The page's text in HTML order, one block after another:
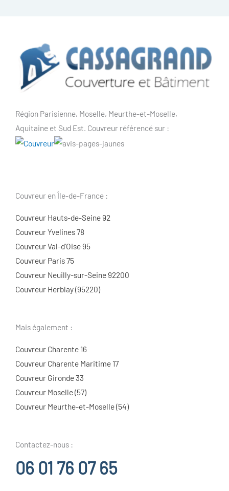
Région Parisienne, Moselle, Meurthe-et-Moselle,
Aquitaine et Sud Est. Couvreur référencé sur :
Couvreur en Île-de-France :
Couvreur Hauts-de-Seine 92
Couvreur Yvelines 78
Couvreur Val-d’Oise 95
Couvreur Paris 75
Couvreur Neuilly-sur-Seine 92200
Couvreur Herblay (95220)
Mais également :
Couvreur Charente 16
Couvreur Charente Maritime 17
Couvreur Gironde 33
Couvreur Moselle (57)
Couvreur Meurthe-et-Moselle (54)
Contactez-nous :
06 01 76 07 65